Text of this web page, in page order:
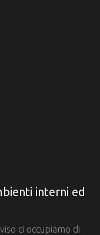
interni ed
ci occupiamo di